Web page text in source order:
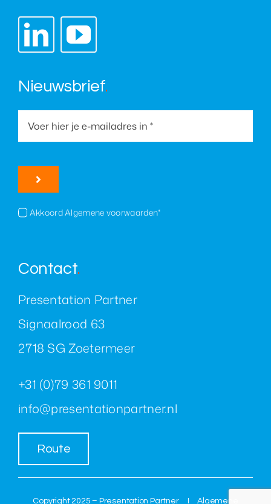
Nieuwsbrief.
Akkoord Algemene voorwaarden*
Contact.
Presentation Partner
Signaalrood 63
2718 SG Zoetermeer
+31 (0)79 361 9011
info@presentationpartner.nl
Route
Copyright 2025 – Presentation Partner IAlgemene